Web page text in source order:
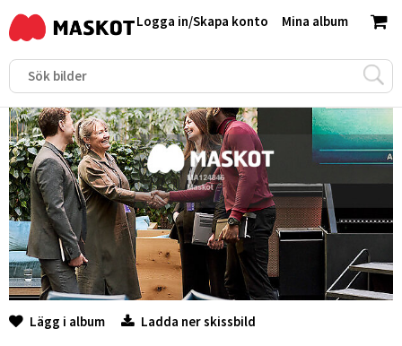
Mina album
Logga in/Skapa konto
Lägg i album Ladda ner skissbild